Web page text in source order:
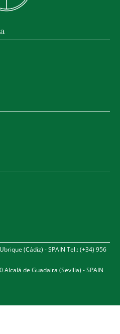
(Cádiz) - SPAIN Tel.: (+34) 956
Alcalá de Guadaira (Sevilla) - SPAIN